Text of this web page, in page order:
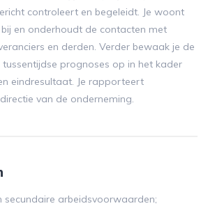
controleert en begeleidt. Je woont
en onderhoudt de contacten met
en derden. Verder bewaak je de
tussentijdse prognoses op in het kader
eindresultaat. Je rapporteert
van de onderneming.
secundaire arbeidsvoorwaarden;